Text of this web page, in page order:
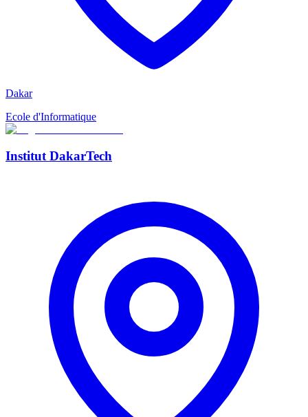
Dakar
Ecole d'Informatique
Institut DakarTech